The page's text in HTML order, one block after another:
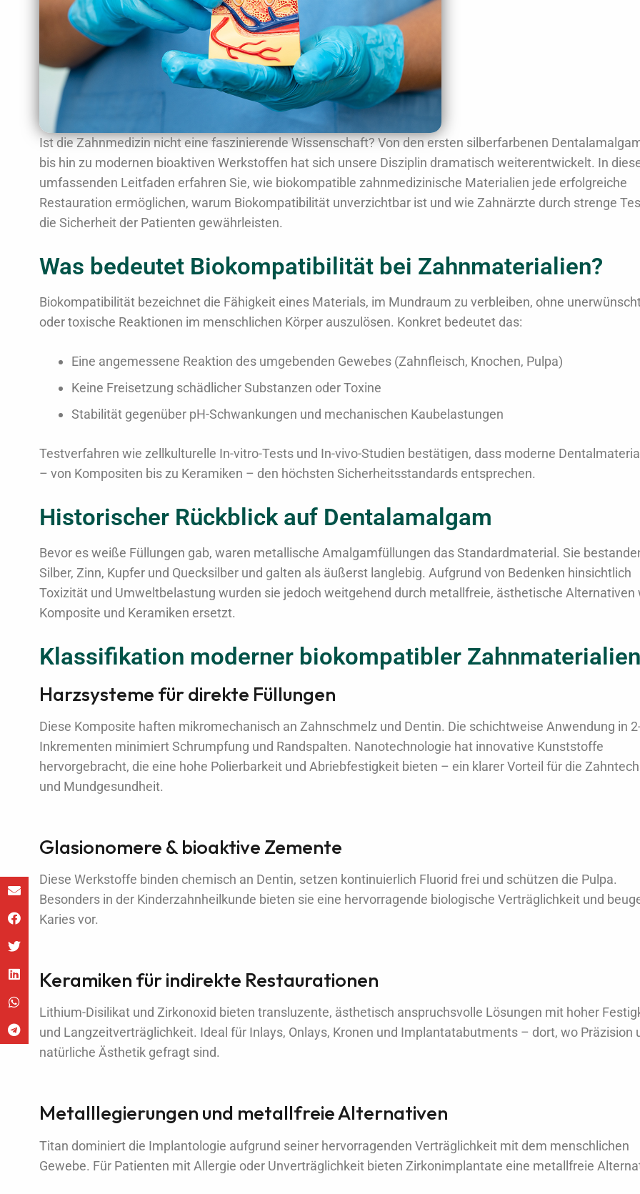
Ist die Zahnmedizin nicht eine faszinierende Wissenschaft? Von den ersten silberfarbenen
bis hin zu modernen bioaktiven Werkstoffen hat sich unsere Disziplin dramatisch weiterentwickelt. In
umfassenden Leitfaden erfahren Sie, wie biokompatible zahnmedizinische Materialien jede erfolgreiche
Restauration ermöglichen, warum Biokompatibilität unverzichtbar ist und wie Zahnärzte durch strenge
die Sicherheit der Patienten gewährleisten.
Was bedeutet Biokompatibilität bei Zahnmaterialien?
Biokompatibilität bezeichnet die Fähigkeit eines Materials, im Mundraum zu verbleiben, ohne
oder toxische Reaktionen im menschlichen Körper auszulösen. Konkret bedeutet das:
Eine angemessene Reaktion des umgebenden Gewebes (Zahnfleisch, Knochen, Pulpa)
Keine Freisetzung schädlicher Substanzen oder Toxine
Stabilität gegenüber pH-Schwankungen und mechanischen Kaubelastungen
Testverfahren wie zellkulturelle In-vitro-Tests und In-vivo-Studien bestätigen, dass moderne
– von Kompositen bis zu Keramiken – den höchsten Sicherheitsstandards entsprechen.
Historischer Rückblick auf Dentalamalgam
Bevor es weiße Füllungen gab, waren metallische Amalgamfüllungen das Standardmaterial. Sie
Silber, Zinn, Kupfer und Quecksilber und galten als äußerst langlebig. Aufgrund von Bedenken hinsichtlich
Toxizität und Umweltbelastung wurden sie jedoch weitgehend durch metallfreie, ästhetische Alternativen
Komposite und Keramiken ersetzt.
Klassifikation moderner biokompatibler Zahnmaterialien
Harzsysteme für direkte Füllungen
Diese Komposite haften mikromechanisch an Zahnschmelz und Dentin. Die schichtweise Anwendung in
Inkrementen minimiert Schrumpfung und Randspalten. Nanotechnologie hat innovative Kunststoffe
hervorgebracht, die eine hohe Polierbarkeit und Abriebfestigkeit bieten – ein klarer Vorteil für die
und Mundgesundheit.
Glasionomere & bioaktive Zemente
Diese Werkstoffe binden chemisch an Dentin, setzen kontinuierlich Fluorid frei und schützen die Pulpa.
Besonders in der Kinderzahnheilkunde bieten sie eine hervorragende biologische Verträglichkeit und
Karies vor.
Keramiken für indirekte Restaurationen
Lithium-Disilikat und Zirkonoxid bieten transluzente, ästhetisch anspruchsvolle Lösungen mit hoher
und Langzeitverträglichkeit. Ideal für Inlays, Onlays, Kronen und Implantatabutments – dort, wo Präzision
natürliche Ästhetik gefragt sind.
Metalllegierungen und metallfreie Alternativen
Titan dominiert die Implantologie aufgrund seiner hervorragenden Verträglichkeit mit dem menschlichen
Gewebe. Für Patienten mit Allergie oder Unverträglichkeit bieten Zirkonimplantate eine metallfreie